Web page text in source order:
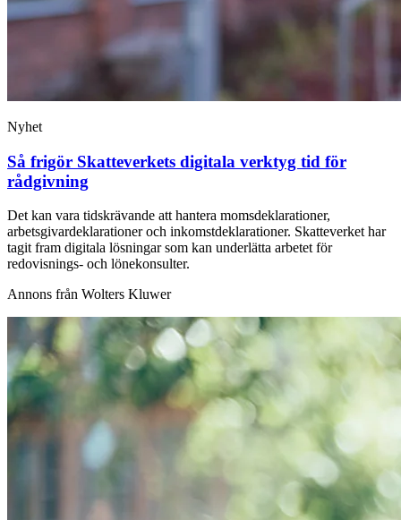
Nyhet
Så frigör Skatteverkets digitala verktyg tid för
rådgivning
Det kan vara tidskrävande att hantera momsdeklarationer,
arbetsgivardeklarationer och inkomstdeklarationer. Skatteverket har
tagit fram digitala lösningar som kan underlätta arbetet för
redovisnings- och lönekonsulter.
Annons från Wolters Kluwer